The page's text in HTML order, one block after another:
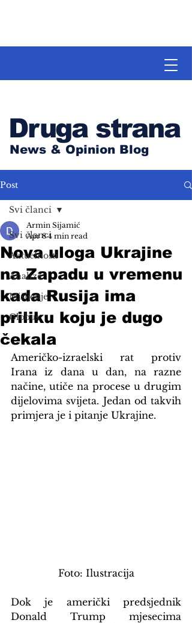
Druga strana
News & Opinion Blog
Post
Svi članci
Aktuelnosti
Analize
Mišljenje
Globus
Svi članci
Nova uloga Ukrajine
na Zapadu u vremenu
kada Rusija ima
priliku koju je dugo
čekala
Armin Sijamić
Apr 8 4 min read
Američko-izraelski rat protiv
Irana iz dana u dan, na razne
načine, utiče na procese u drugim
dijelovima svijeta. Jedan od takvih
primjera je i pitanje Ukrajine.
Foto: Ilustracija
Dok je američki predsjednik
Donald Trump mjesecima